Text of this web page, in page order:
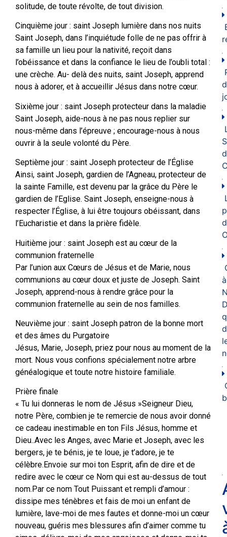
solitude, de toute révolte, de tout division.
Cinquième jour : saint Joseph lumière dans nos nuits
Saint Joseph, dans l’inquiétude folle de ne pas offrir à
sa famille un lieu pour la nativité, reçoit dans
l’obéissance et dans la confiance le lieu de l’oubli total :
une crèche. Au- delà des nuits, saint Joseph, apprend
nous à adorer, et à accueillir Jésus dans notre cœur.
Sixième jour : saint Joseph protecteur dans la maladie
Saint Joseph, aide-nous à ne pas nous replier sur
nous-même dans l’épreuve ; encourage-nous à nous
ouvrir à la seule volonté du Père.
Septième jour : saint Joseph protecteur de l’Église
Ainsi, saint Joseph, gardien de l’Agneau, protecteur de
la sainte Famille, est devenu par la grâce du Père le
gardien de l’Eglise. Saint Joseph, enseigne-nous à
respecter l’Église, à lui être toujours obéissant, dans
l’Eucharistie et dans la prière fidèle.
Huitième jour : saint Joseph est au cœur de la
communion fraternelle
Par l’union aux Cœurs de Jésus et de Marie, nous
communions au cœur doux et juste de Joseph. Saint
Joseph, apprend-nous à rendre grâce pour la
communion fraternelle au sein de nos familles.
Neuvième jour : saint Joseph patron de la bonne mort
et des âmes du Purgatoire
Jésus, Marie, Joseph, priez pour nous au moment de la
mort. Nous vous confions spécialement notre arbre
généalogique et toute notre histoire familiale.
Prière finale
« Tu lui donneras le nom de Jésus »Seigneur Dieu,
notre Père, combien je te remercie de nous avoir donné
ce cadeau inestimable en ton Fils Jésus, homme et
Dieu..Avec les Anges, avec Marie et Joseph, avec les
bergers, je te bénis, je te loue, je t’adore, je te
célèbre.Envoie sur moi ton Esprit, afin de dire et de
redire avec le cœur ce Nom qui est au-dessus de tout
nom.Par ce nom Tout Puissant et rempli d’amour :
dissipe mes ténèbres et fais de moi un enfant de
lumière, lave-moi de mes fautes et donne-moi un cœur
nouveau, guéris mes blessures afin d’aimer comme tu
à